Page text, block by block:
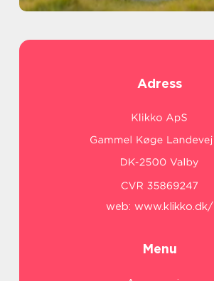
Adress
web: www.klikko.dk/
Menu